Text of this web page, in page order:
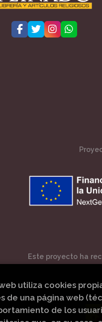
Este proyecto ha
utiliza cookies
de una página web
de los